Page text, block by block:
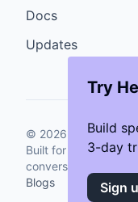
Try
Build
3-day
Sign
Docs
Updates
© 2026 GenCybers
Built for storefronts
conversions.
Blogs